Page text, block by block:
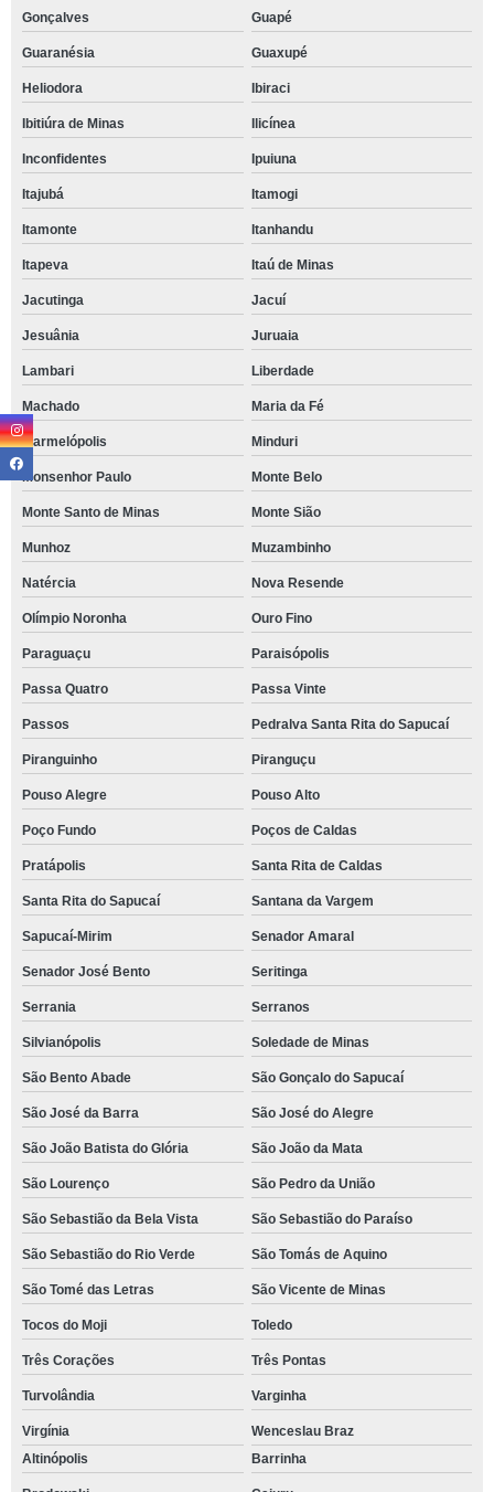
Gonçalves Guapé
Guaranésia Guaxupé
Heliodora Ibiraci
Ibitiúra de Minas Ilicínea
Inconfidentes Ipuiuna
Itajubá Itamogi
Itamonte Itanhandu
Itapeva Itaú de Minas
Jacutinga Jacuí
Jesuânia Juruaia
Lambari Liberdade
Machado Maria da Fé
Marmelópolis Minduri
Monsenhor Paulo Monte Belo
Monte Santo de Minas Monte Sião
Munhoz Muzambinho
Natércia Nova Resende
Olímpio Noronha Ouro Fino
Paraguaçu Paraisópolis
Passa Quatro Passa Vinte
Passos Pedralva Santa Rita do Sapucaí
Piranguinho Piranguçu
Pouso Alegre Pouso Alto
Poço Fundo Poços de Caldas
Pratápolis Santa Rita de Caldas
Santa Rita do Sapucaí Santana da Vargem
Sapucaí-Mirim Senador Amaral
Senador José Bento Seritinga
Serrania Serranos
Silvianópolis Soledade de Minas
São Bento Abade São Gonçalo do Sapucaí
São José da Barra São José do Alegre
São João Batista do Glória São João da Mata
São Lourenço São Pedro da União
São Sebastião da Bela Vista São Sebastião do Paraíso
São Sebastião do Rio Verde São Tomás de Aquino
São Tomé das Letras São Vicente de Minas
Tocos do Moji Toledo
Três Corações Três Pontas
Turvolândia Varginha
Virgínia
Wenceslau Braz
Altinópolis
Barrinha